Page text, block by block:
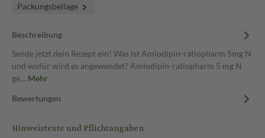
Packungsbeilage
Beschreibung
Sende jetzt dein Rezept ein! Was ist Amlodipin-ratiopharm 5mg N
und wofür wird es angewendet? Amlodipin-ratiopharm 5 mg N
ge… Mehr
Bewertungen
Hinweistexte und Pflichtangaben